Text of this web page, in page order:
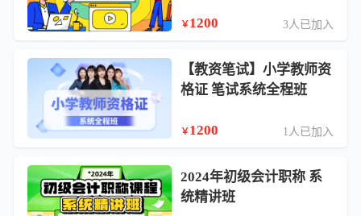
￥1200 3人已加入
【教资笔试】小学教师资
格证 笔试系统全程班
￥1200 1人已加入
2024年初级会计职称 系
统精讲班